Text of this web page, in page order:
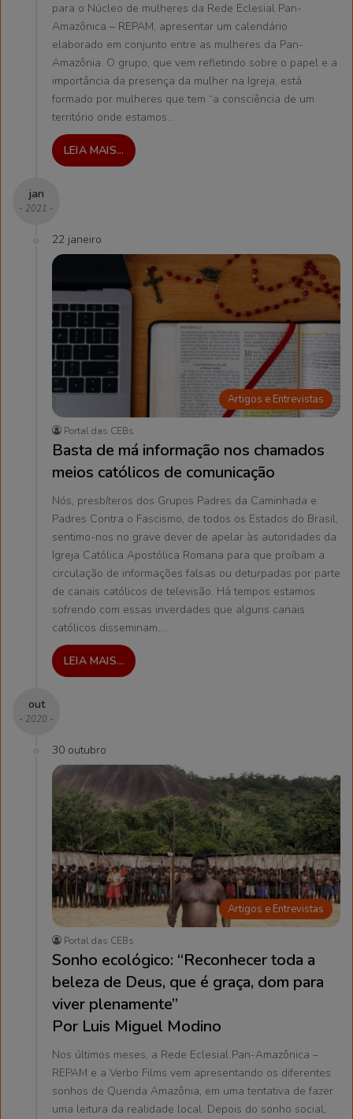
para o Núcleo de mulheres da Rede Eclesial Pan-
Amazônica – REPAM, apresentar um calendário
elaborado em conjunto entre as mulheres da Pan-
Amazônia. O grupo, que vem refletindo sobre o papel e a
importância da presença da mulher na Igreja, está
formado por mulheres que tem “a consciência de um
território onde estamos…
LEIA MAIS...
jan
- 2021 -
22 janeiro
Artigos e Entrevistas
Portal das CEBs
Basta de má informação nos chamados
meios católicos de comunicação
Nós, presbíteros dos Grupos Padres da Caminhada e
Padres Contra o Fascismo, de todos os Estados do Brasil,
sentimo-nos no grave dever de apelar às autoridades da
Igreja Católica Apostólica Romana para que proíbam a
circulação de informações falsas ou deturpadas por parte
de canais católicos de televisão. Há tempos estamos
sofrendo com essas inverdades que alguns canais
católicos disseminam,…
LEIA MAIS...
out
- 2020 -
30 outubro
Artigos e Entrevistas
Portal das CEBs
Sonho ecológico: “Reconhecer toda a
beleza de Deus, que é graça, dom para
viver plenamente”
Por Luis Miguel Modino
Nos últimos meses, a Rede Eclesial Pan-Amazônica –
REPAM e a Verbo Films vem apresentando os diferentes
sonhos de Querida Amazônia, em uma tentativa de fazer
uma leitura da realidade local. Depois do sonho social,